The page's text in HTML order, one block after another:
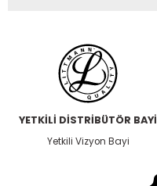
YETKİLİ DİSTRİBÜTÖR BAYİ
Yetkili Vizyon Bayi